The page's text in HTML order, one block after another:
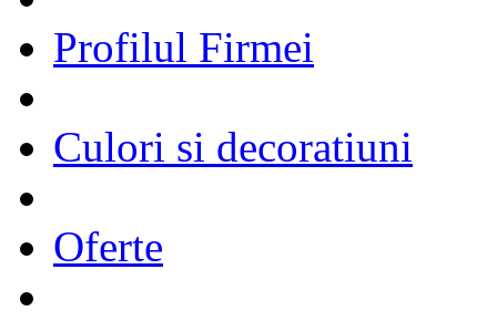
Profilul Firmei
Culori si decoratiuni
Oferte